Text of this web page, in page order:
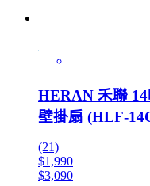
HERAN 禾聯
壁掛扇 (HLF-
(21)
$1,990
$3,090